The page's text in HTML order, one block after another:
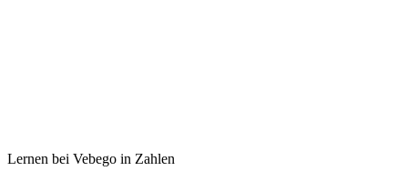
Lernen bei Vebego in Zahlen